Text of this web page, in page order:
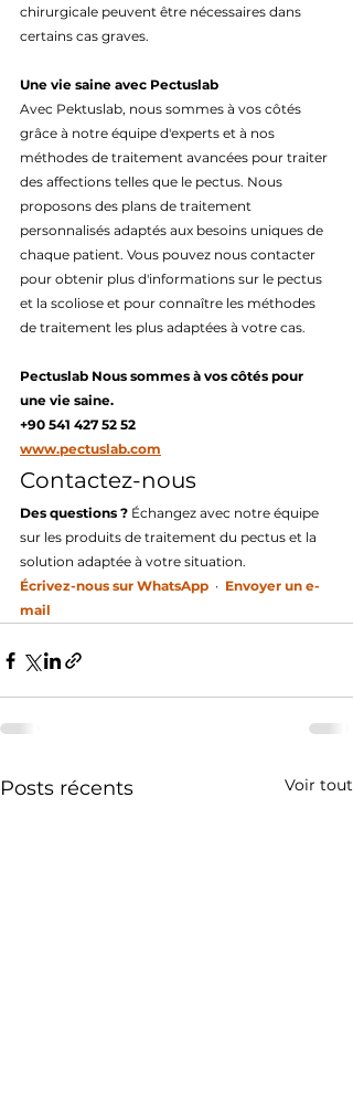
chirurgicale peuvent être nécessaires dans
certains cas graves.
Une vie saine avec Pectuslab
Avec Pektuslab, nous sommes à vos côtés
grâce à notre équipe d'experts et à nos
méthodes de traitement avancées pour traiter
des affections telles que le pectus. Nous
proposons des plans de traitement
personnalisés adaptés aux besoins uniques de
chaque patient. Vous pouvez nous contacter
pour obtenir plus d'informations sur le pectus
et la scoliose et pour connaître les méthodes
de traitement les plus adaptées à votre cas.
Pectuslab Nous sommes à vos côtés pour
une vie saine.
+90 541 427 52 52
www.pectuslab.com
Contactez-nous
Des questions ? Échangez avec notre équipe
sur les produits de traitement du pectus et la
solution adaptée à votre situation.
Écrivez-nous sur WhatsApp
  ·
Envoyer un e-
mail
Posts récents Voir tout